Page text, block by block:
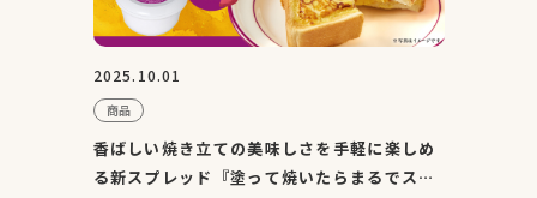
2025.10.01
商品
香ばしい焼き立ての美味しさを手軽に楽しめ
る新スプレッド『塗って焼いたらまるでスイ